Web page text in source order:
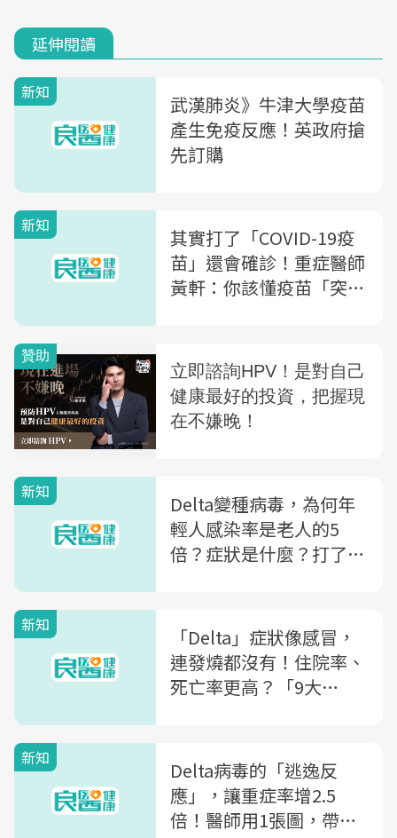
延伸閱讀
新知
武漢肺炎》牛津大學疫苗
產生免疫反應！英政府搶
先訂購
新知
其實打了「COVID-19疫
苗」還會確診！重症醫師
黃軒：你該懂疫苗「突破
新知
Delta變種病毒，為何年
輕人感染率是老人的5
倍？症狀是什麼？打了
新知
「Delta」症狀像感冒，
連發燒都沒有！住院率、
死亡率更高？「9大
新知
Delta病毒的「逃逸反
應」，讓重症率增2.5
倍！醫師用1張圖，帶你